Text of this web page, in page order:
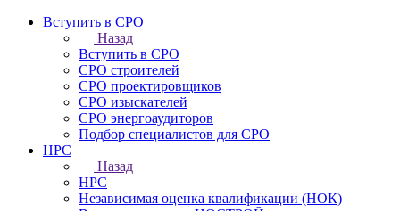
Вступить в СРО
Назад
Вступить в СРО
СРО строителей
СРО проектировщиков
СРО изыскателей
СРО энергоаудиторов
Подбор специалистов для СРО
НРС
Назад
НРС
Независимая оценка квалификации (НОК)